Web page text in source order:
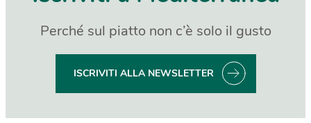
Perché sul piatto non c’è solo il gusto
ISCRIVITI ALLA NEWSLETTER